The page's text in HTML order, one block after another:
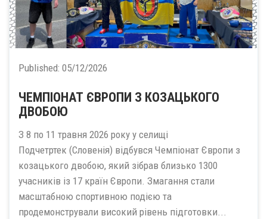
Published: 05/12/2026
ЧЕМПІОНАТ ЄВРОПИ З КОЗАЦЬКОГО
ДВОБОЮ
З 8 по 11 травня 2026 року у селищі
Подчетртек (Словенія) відбувся Чемпіонат Європи з
козацького двобою, який зібрав близько 1300
учасників із 17 країн Європи. Змагання стали
масштабною спортивною подією та
продемонстрували високий рівень підготовки...